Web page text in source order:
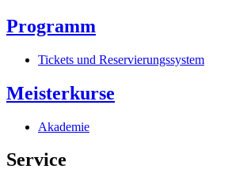
Programm
Tickets und Reservierungssystem
Meisterkurse
Akademie
Service